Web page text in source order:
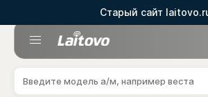
Старый сайт